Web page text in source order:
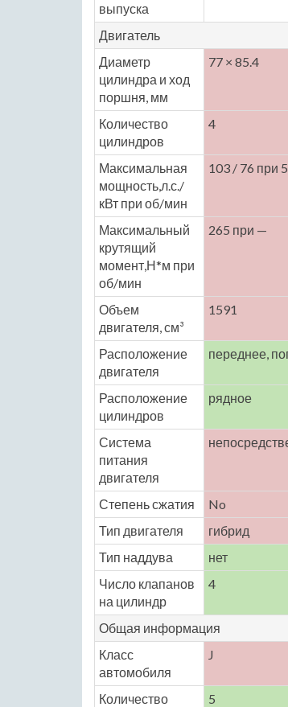
выпуска
Двигатель
Диаметр
цилиндра и ход
поршня, мм
77 × 85.4
Количество
цилиндров
4
Максимальная
мощность,л.с./
кВт при об/мин
103 / 76 при
Максимальный
крутящий
момент,Н*м при
об/мин
265 при —
Объем
двигателя, см³
1591
Расположение
двигателя
переднее,
Расположение
цилиндров
рядное
Система
питания
двигателя
Степень сжатия No
Тип двигателя
гибрид
Тип наддува
нет
Число клапанов
на цилиндр
4
Общая информация
Класс
автомобиля
J
Количество
5